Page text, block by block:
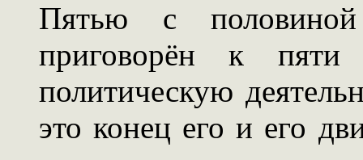
Пятью с
приговорён к
политическую
это конец его и его